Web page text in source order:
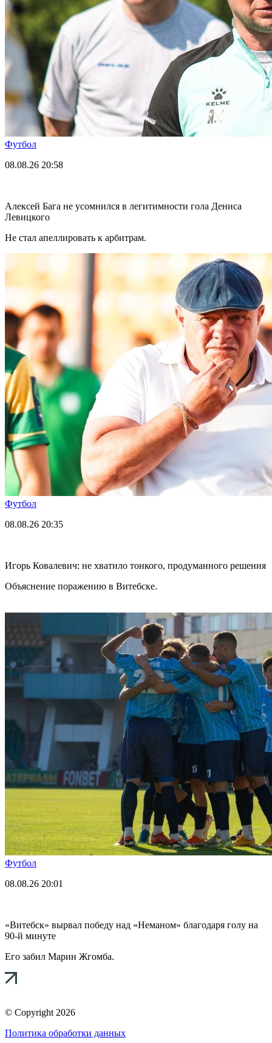
Футбол
08.08.26 20:58
Алексей Бага не усомнился в легитимности гола Дениса
Левицкого
Не стал апеллировать к арбитрам.
Футбол
08.08.26 20:35
Игорь Ковалевич: не хватило тонкого, продуманного решения
Объяснение поражению в Витебске.
Футбол
08.08.26 20:01
«Витебск» вырвал победу над «Неманом» благодаря голу на
90-й минуте
Его забил Марин Жгомба.
© Copyright 2026
Политика обработки данных